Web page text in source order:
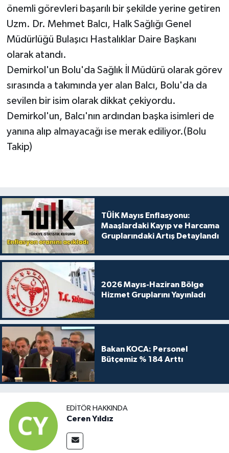
önemli görevleri başarılı bir şekilde yerine getiren
Uzm. Dr. Mehmet Balcı, Halk Sağlığı Genel
Müdürlüğü Bulaşıcı Hastalıklar Daire Başkanı
olarak atandı.
Demirkol'un Bolu'da Sağlık İl Müdürü olarak görev
sırasında a takımında yer alan Balcı, Bolu'da da
sevilen bir isim olarak dikkat çekiyordu.
Demirkol'un, Balcı'nın ardından başka isimleri de
yanına alıp almayacağı ise merak ediliyor.(Bolu
Takip)
TÜİK Mayıs Enflasyonu:
Maaşlardaki Kayıp ve Harcama
Gruplarındaki Artış Detaylandı
2026 Mayıs-Haziran Bölge
Hizmet Gruplarını Yayınladı
Bakan KOCA: Personel
Bütçemiz % 184 Arttı
EDITÖR HAKKINDA
Ceren Yıldız